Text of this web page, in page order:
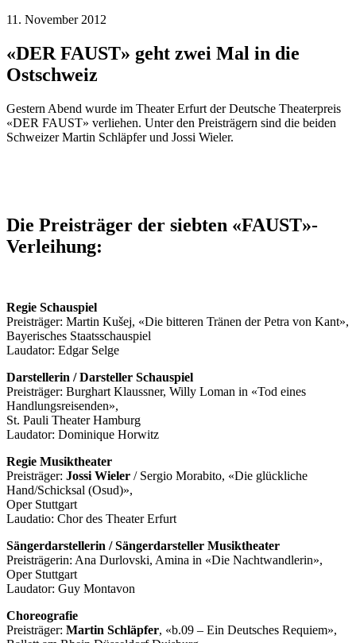
11. November 2012
«DER FAUST» geht zwei Mal in die
Ostschweiz
Gestern Abend wurde im Theater Erfurt der Deutsche Theaterpreis
«DER FAUST» verliehen. Unter den Preisträgern sind die beiden
Schweizer Martin Schläpfer und Jossi Wieler.
Die Preisträger der siebten «FAUST»-
Verleihung:
Regie Schauspiel
Preisträger: Martin Kušej, «Die bitteren Tränen der Petra von Kant»,
Bayerisches Staatsschauspiel
Laudator: Edgar Selge
Darstellerin / Darsteller Schauspiel
Preisträger: Burghart Klaussner, Willy Loman in «Tod eines
Handlungsreisenden»,
St. Pauli Theater Hamburg
Laudator: Dominique Horwitz
Regie Musiktheater
Preisträger: Jossi Wieler / Sergio Morabito, «Die glückliche
Hand/Schicksal (Osud)»,
Oper Stuttgart
Laudatio: Chor des Theater Erfurt
Sängerdarstellerin / Sängerdarsteller Musiktheater
Preisträgerin: Ana Durlovski, Amina in «Die Nachtwandlerin»,
Oper Stuttgart
Laudator: Guy Montavon
Choreografie
Preisträger: Martin Schläpfer, «b.09 – Ein Deutsches Requiem»,